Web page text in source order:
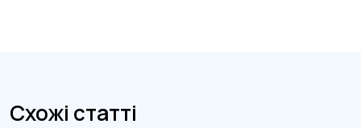
Схожі статті